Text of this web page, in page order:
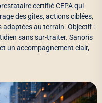
certifié CEPA qui
des gîtes, actions ciblées,
au terrain. Objectif :
sans sur-traiter. Sanoris
un accompagnement clair,